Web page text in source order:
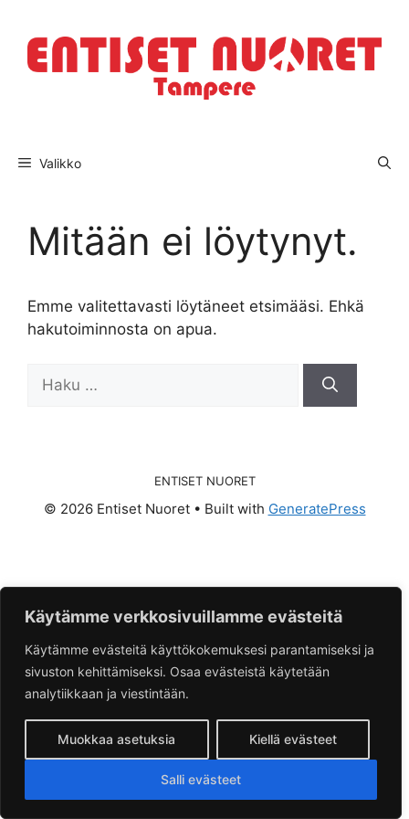
Käytämme verkkosivuillamme evästeitä
Käytämme evästeitä käyttökokemuksesi parantamiseksi ja
sivuston kehittämiseksi. Osaa evästeistä käytetään
analytiikkaan ja viestintään.
Muokkaa asetuksia Kiellä evästeet
Salli evästeet
sisältöön
Valikko
Mitään ei löytynyt.
Emme valitettavasti löytäneet etsimääsi. Ehkä
hakutoiminnosta on apua.
Haku:
ENTISET NUORET
© 2026 Entiset Nuoret• Built with GeneratePress